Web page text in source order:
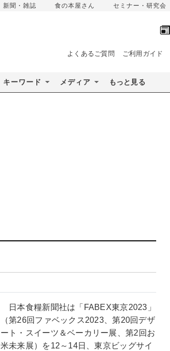
新聞・雑誌 食の本屋さん セミナー・研究会
よくあるご質問 ご利用ガイド
キーワード メディア もっと見る
日本食糧新聞社は「FABEX東京2023」
（第26回ファベックス2023、第20回デザ
ート・スイーツ＆ベーカリー展、第2回お
米未来展）を12～14日、東京ビッグサイ